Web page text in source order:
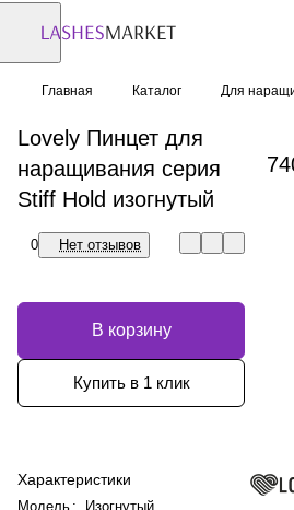
Главная Каталог Для
Lovely Пинцет для
наращивания серия
Stiff Hold изогнутый
0 Нет отзывов
В корзину
Купить в 1 клик
Характеристики
Модель :
Изогнутый